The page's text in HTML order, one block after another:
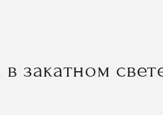
закатном